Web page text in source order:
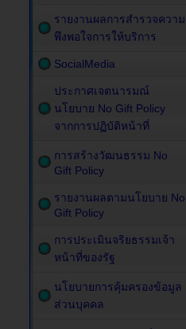
รายงานผลการสำรวจความ
พึงพอใจการให้บริการ
SocialMedia
ประกาศเจตนารมณ์
นโยบาย No Gift Policy
จากการปฏิบัติหน้าที่
การสร้างวัฒนธรรม No
Gift Policy
รายงานผลตามนโยบาย No
Gift Policy
การประเมินจริยธรรมเจ้า
หน้าที่ของรัฐ
นโยบายการคุ้มครองข้อมูล
ส่วนบุคคล